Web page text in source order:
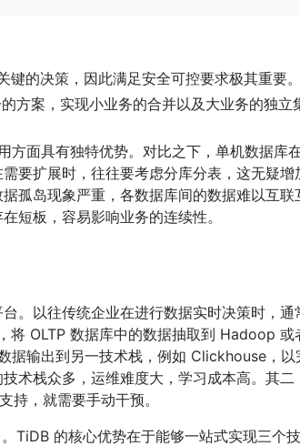
键的决策，因此满足安全可控要求极其重要。
方案，实现小业务的合并以及大业务的独立
方面具有独特优势。对比之下，单机数据库
要扩展时，往往要考虑分库分表，这无疑增
孤岛现象严重，各数据库间的数据难以互联
短板，容易影响业务的连续性。
。以往传统企业在进行数据实时决策时，通
OLTP 数据库中的数据抽取到 Hadoop 或
据输出到另一技术栈，例如 Clickhouse，
术栈众多，运维难度大，学习成本高。其二
持，就需要手动干预。
TiDB 的核心优势在于能够一站式实现三个技